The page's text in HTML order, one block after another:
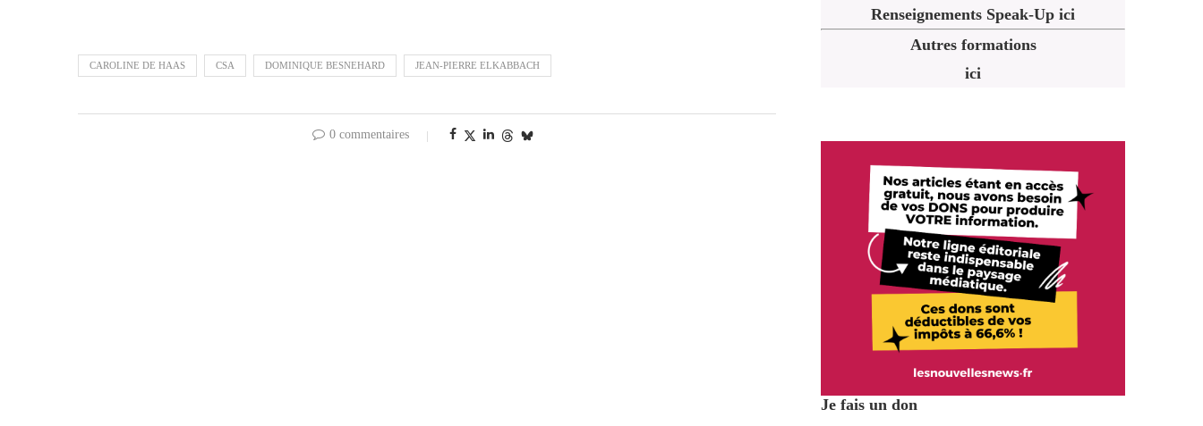
CAROLINE DE HAAS CSA DOMINIQUE BESNEHARD JEAN-PIERRE ELKABBACH
0 commentaires
Renseignements Speak-Up ici
Autres formations
ici
Je fais un don